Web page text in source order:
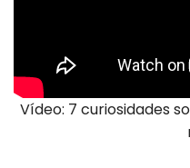
Vídeo: 7 curiosidades